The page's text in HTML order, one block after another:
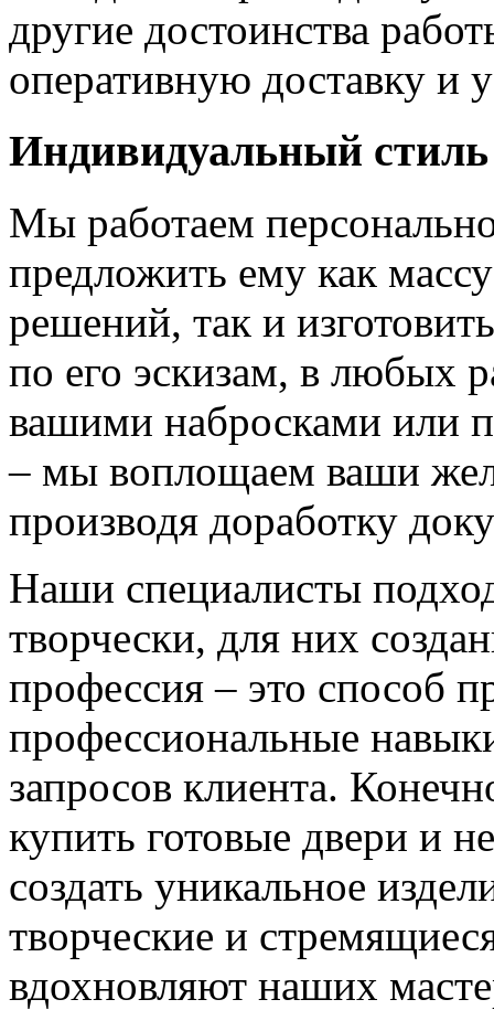
другие достоинства
оперативную доставку и
Индивидуальный стиль
Мы работаем
предложить ему как
решений, так и
по его эскизам, в любых
вашими набросками или
– мы воплощаем ваши
производя доработку
Наши специалисты
творчески, для них
профессия – это способ
профессиональные
запросов клиента.
купить готовые двери и
создать уникальное
творческие и
вдохновляют наших